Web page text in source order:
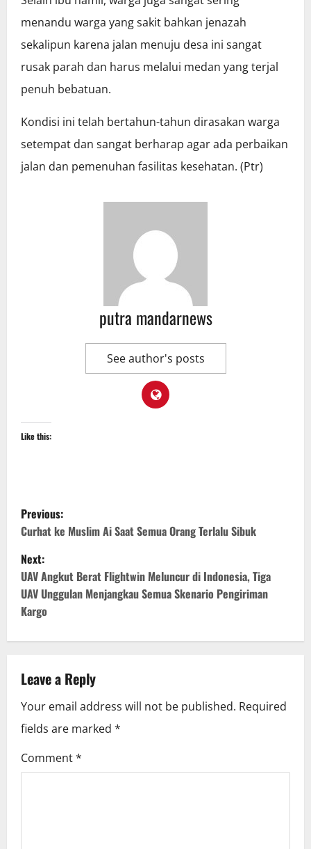
menandu warga yang sakit bahkan jenazah
sekalipun karena jalan menuju desa ini sangat
rusak parah dan harus melalui medan yang terjal
penuh bebatuan.
Kondisi ini telah bertahun-tahun dirasakan warga
setempat dan sangat berharap agar ada perbaikan
jalan dan pemenuhan fasilitas kesehatan. (Ptr)
putra mandarnews
See author's posts
Like this:
P
o
s
t
n
v
i
g
a
Previous:
Curhat ke Muslim Ai Saat Semua Orang Terlalu Sibuk
Next:
UAV Angkut Berat Flightwin Meluncur di Indonesia, Tiga
UAV Unggulan Menjangkau Semua Skenario Pengiriman
Kargo
Leave a Reply
Your email address will not be published. Required
fields are marked *
Comment*